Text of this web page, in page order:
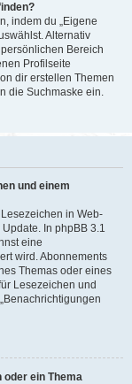
indem du „Eigene
Alternativ
Bereich
Profilseite
dir erstellen Themen
die Suchmaske ein.
und einem
in Web-
In phpBB 3.1
eine
wird. Abonnements
Themas oder eines
Lesezeichen und
oder ein Thema